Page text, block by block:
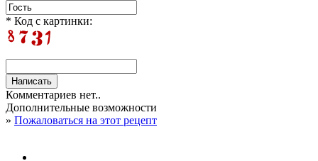
* Код с картинки:
Комментариев нет..
Дополнительные возможности
» Пожаловаться на этот рецепт